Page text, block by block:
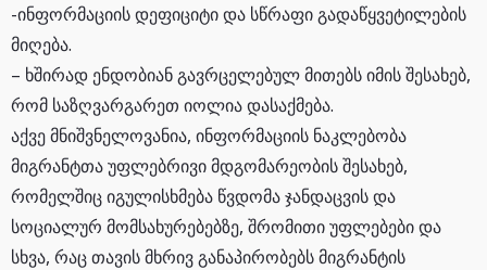
-ინფორმაციის დეფიციტი და სწრაფი გადაწყვეტილების
მიღება.
– ხშირად ენდობიან გავრცელებულ მითებს იმის შესახებ,
რომ საზღვარგარეთ იოლია დასაქმება.
აქვე მნიშვნელოვანია, ინფორმაციის ნაკლებობა
მიგრანტთა უფლებრივი მდგომარეობის შესახებ,
რომელშიც იგულისხმება წვდომა ჯანდაცვის და
სოციალურ მომსახურებებზე, შრომითი უფლებები და
სხვა, რაც თავის მხრივ განაპირობებს მიგრანტის